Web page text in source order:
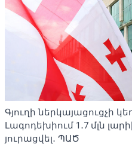
Գյուղի ներկայացուցչի
Լագոդեխիում 1․7 մլն
յուրացվել․ ՊԱԾ